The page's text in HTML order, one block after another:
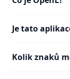
Je tato
Kolik znaků